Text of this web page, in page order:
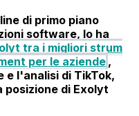
di primo piano
software, lo ha
tra i migliori strum
per le aziende ,
e l'analisi di TikTok,
di Exolyt